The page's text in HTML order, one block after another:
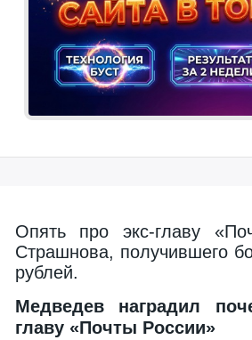
Опять про экс-главу
Страшнова, получившего
рублей.
Медведев наградил
главу «Почты России»